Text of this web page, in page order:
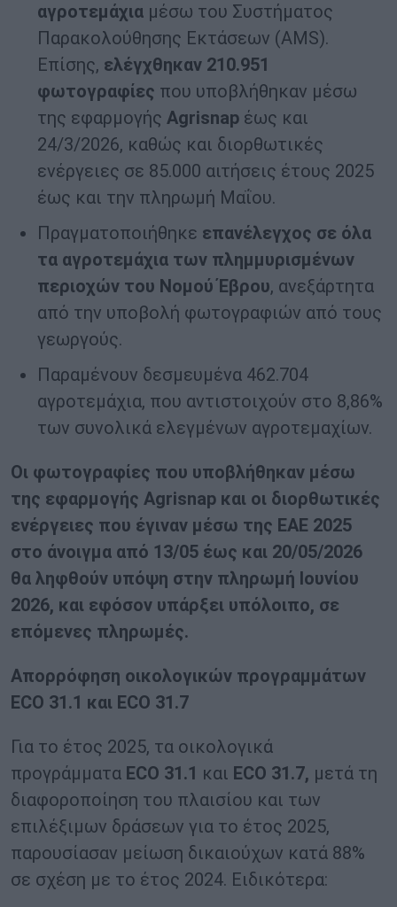
αγροτεμάχια μέσω του Συστήματος
Παρακολούθησης Εκτάσεων (AMS).
Επίσης, ελέγχθηκαν 210.951
φωτογραφίες που υποβλήθηκαν μέσω
της εφαρμογής Agrisnap έως και
24/3/2026, καθώς και διορθωτικές
ενέργειες σε 85.000 αιτήσεις έτους 2025
έως και την πληρωμή Μαΐου.
Πραγματοποιήθηκε επανέλεγχος σε όλα
τα αγροτεμάχια των πλημμυρισμένων
περιοχών του Νομού Έβρου, ανεξάρτητα
από την υποβολή φωτογραφιών από τους
γεωργούς.
Παραμένουν δεσμευμένα 462.704
αγροτεμάχια, που αντιστοιχούν στο 8,86%
των συνολικά ελεγμένων αγροτεμαχίων.
Οι φωτογραφίες που υποβλήθηκαν μέσω
της εφαρμογής Agrisnap και οι διορθωτικές
ενέργειες που έγιναν μέσω της ΕΑΕ 2025
στο άνοιγμα από 13/05 έως και 20/05/2026
θα ληφθούν υπόψη στην πληρωμή Ιουνίου
2026, και εφόσον υπάρξει υπόλοιπο, σε
επόμενες πληρωμές.
Απορρόφηση οικολογικών προγραμμάτων
ECO 31.1 και ECO 31.7
Για το έτος 2025, τα οικολογικά
προγράμματα ECO 31.1 και ECO 31.7, μετά τη
διαφοροποίηση του πλαισίου και των
επιλέξιμων δράσεων για το έτος 2025,
παρουσίασαν μείωση δικαιούχων κατά 88%
σε σχέση με το έτος 2024. Ειδικότερα: